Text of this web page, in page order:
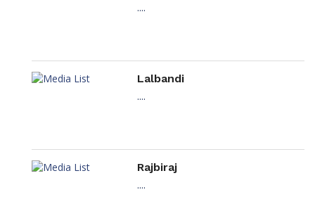
....
Lalbandi
....
Rajbiraj
....